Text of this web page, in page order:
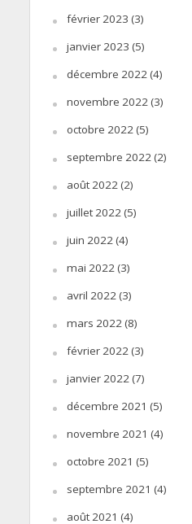
février 2023 (3)
janvier 2023 (5)
décembre 2022(4)
novembre 2022(3)
octobre 2022(5)
septembre 2022(2)
août 2022(2)
juillet 2022(5)
juin 2022(4)
mai 2022(3)
avril 2022(3)
mars 2022(8)
février 2022(3)
janvier 2022(7)
décembre 2021 (5)
novembre 2021 (4)
octobre 2021 (5)
septembre 2021 (4)
août 2021 (4)